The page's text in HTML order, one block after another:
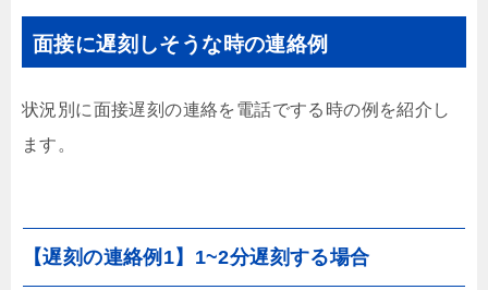
面接に遅刻しそうな時の連絡例
状況別に面接遅刻の連絡を電話でする時の例を紹介し
ます。
【遅刻の連絡例1】1~2分遅刻する場合